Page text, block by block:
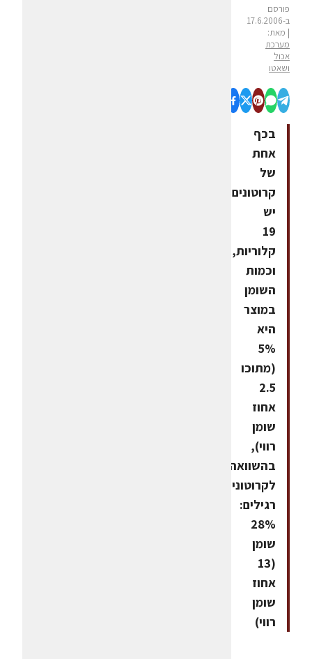
פורסם
ב-17.6.2006
| מאת:
מערכת
אכול
ושאטו
בכף
אחת
של
קרוטונים
יש
19
קלוריות,
וכמות
השומן
במוצר
היא
5%
(מתוכו
2.5
אחוז
שומן
רווי),
בהשוואה
לקרוטונים
רגילים:
28%
שומן
(13
אחוז
שומן
רווי)